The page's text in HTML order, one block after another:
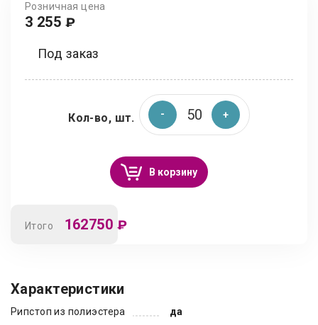
Розничная цена
3 255 ₽
Под заказ
Кол-во, шт.
В корзину
Итого 162750 ₽
Характеристики
Рипстоп из полиэстера
да